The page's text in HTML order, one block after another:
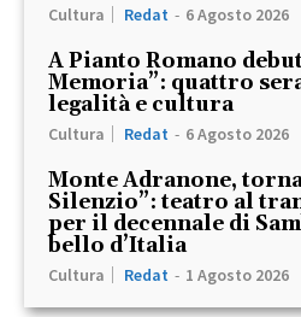
Cultura Redat - 6 Agosto 2026
A Pianto Romano
Memoria”: quattro
legalità e cultura
Cultura Redat - 6 Agosto 2026
Monte Adranone,
Silenzio”: teatro al
per il decennale di
bello d’Italia
Cultura Redat - 1 Agosto 2026